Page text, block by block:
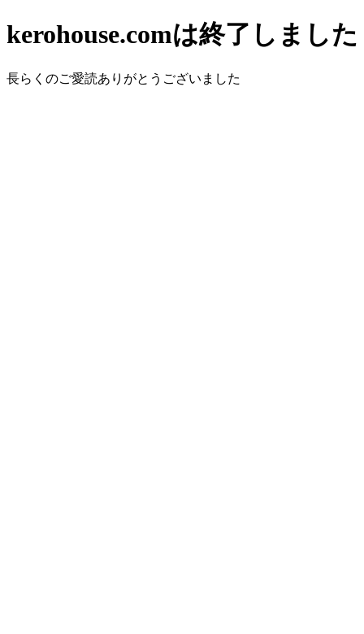
kerohouse.comは終了しました
長らくのご愛読ありがとうございました